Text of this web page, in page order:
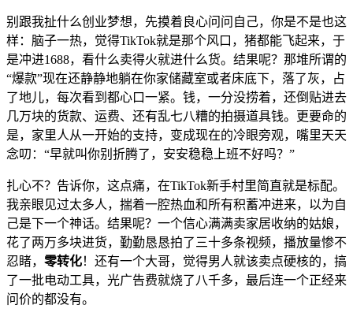
别跟我扯什么创业梦想，先摸着良心问问自己，你是不是也这
样：脑子一热，觉得TikTok就是那个风口，猪都能飞起来，于
是冲进1688，看什么卖得火就进什么货。结果呢？那堆所谓的
“爆款”现在还静静地躺在你家储藏室或者床底下，落了灰，占
了地儿，每次看到都心口一紧。钱，一分没捞着，还倒贴进去
几万块的货款、运费、还有乱七八糟的拍摄道具钱。更要命的
是，家里人从一开始的支持，变成现在的冷眼旁观，嘴里天天
念叨：“早就叫你别折腾了，安安稳稳上班不好吗？”
扎心不？告诉你，这点痛，在TikTok新手村里简直就是标配。
我亲眼见过太多人，揣着一腔热血和所有积蓄冲进来，以为自
己是下一个神话。结果呢？一个信心满满卖家居收纳的姑娘，
花了两万多块进货，勤勤恳恳拍了三十多条视频，播放量惨不
忍睹， 零转化！还有一个大哥，觉得男人就该卖点硬核的，搞
了一批电动工具，光广告费就烧了八千多，最后连一个正经来
问价的都没有。